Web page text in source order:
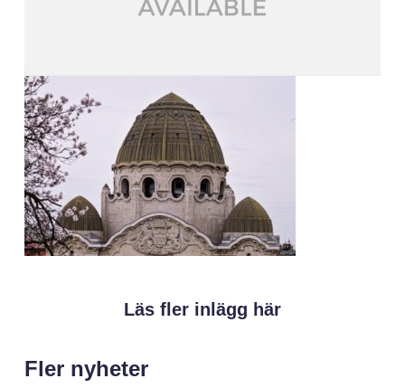
Läs fler inlägg här
Fler nyheter